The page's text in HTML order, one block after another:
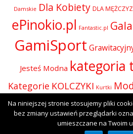
Damskie Dla Kobiety DLA
ePinokio.pl Fantastic.pl
GamiSport
Jesteś Modna kategoria
Kategorie KOLCZYKI Kurtki
Odzież Okulary Olive.pl
rodium Skórzana.com
Na niniejszej stronie stosujemy pliki
bez zmiany ustawień przeglądarki
umieszczane na Twoim